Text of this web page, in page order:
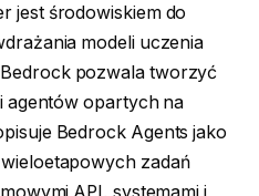
jest środowiskiem do
modeli uczenia
pozwala tworzyć
agentów opartych na
Bedrock Agents jako
zadań